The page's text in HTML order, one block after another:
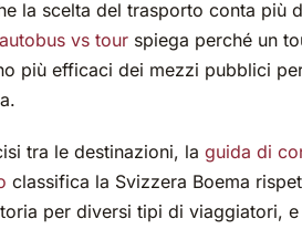
la scelta del trasporto conta più
vs tour spiega perché un
più efficaci dei mezzi pubblici
tra le destinazioni, la guida di
classifica la Svizzera Boema
per diversi tipi di viaggiatori,